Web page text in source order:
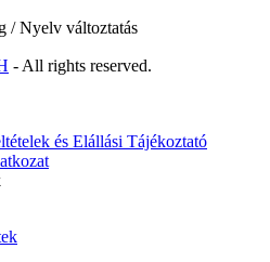
/ Nyelv változtatás
- All rights reserved.
és Elállási Tájékoztató